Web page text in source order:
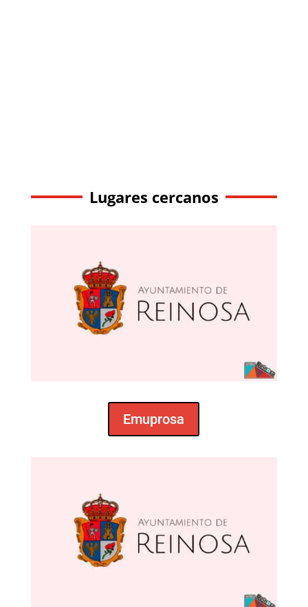
Lugares cercanos
Emuprosa